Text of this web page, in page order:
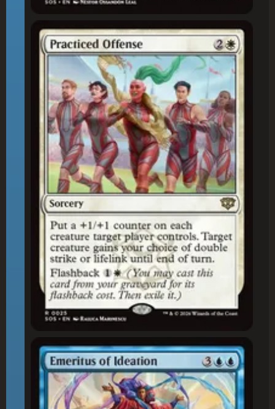
Ofensa Praticada
Emérito da Ideação